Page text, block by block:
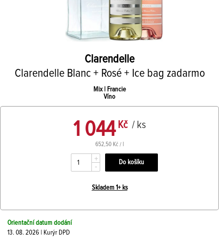
Clarendelle
Clarendelle Blanc + Rosé + Ice bag zadarmo
Mix | Francie
Víno
1 044 Kč / ks
652,50 Kč / l
+
-
Skladem 1+ ks
Orientační datum dodání
13. 08. 2026 | Kurýr DPD